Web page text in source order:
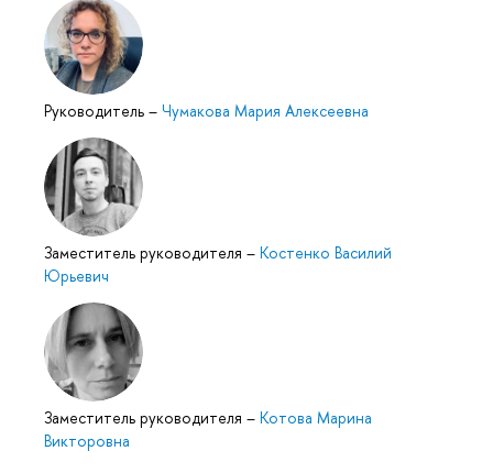
Руководитель – Чумакова Мария Алексеевна
Заместитель руководителя – Костенко Василий
Юрьевич
Заместитель руководителя – Котова Марина
Викторовна